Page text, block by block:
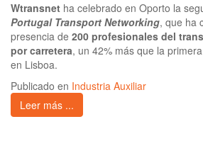
Wtransnet ha celebrado en Oporto la
Portugal Transport Networking, que ha
presencia de 200 profesionales del
por carretera, un 42% más que la
en Lisboa.
Publicado en Industria Auxiliar
Leer más ...